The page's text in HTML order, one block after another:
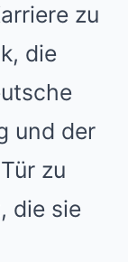
zu
die
und der
zu
die sie